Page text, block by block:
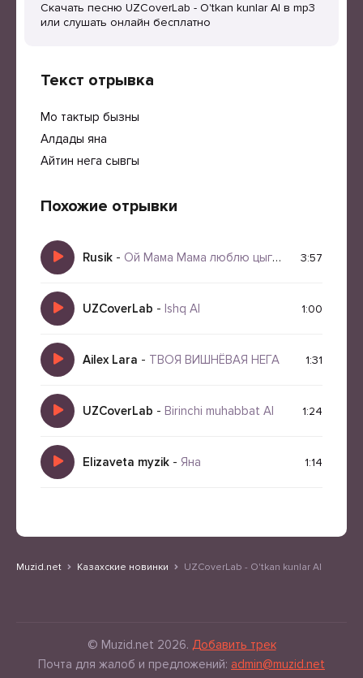
Скачать песню UZCoverLab - O'tkan kunlar AI в mp3
или слушать онлайн бесплатно
Текст отрывка
Мо тактыр бызны
Алдады яна
Айтин нега сывгы
Похожие отрывки
Rusik - Ой Мама Мама люблю цыгана Яна 3:57
UZCoverLab - Ishq AI 1:00
Ailex Lara - ТВОЯ ВИШНЁВАЯ НЕГА 1:31
UZCoverLab - Birinchi muhabbat AI 1:24
Elizaveta myzik - Яна 1:14
Muzid.net Казахские новинки UZCoverLab - O'tkan kunlar AI
© Muzid.net 2026. Добавить трек
Почта для жалоб и предложений: admin@muzid.net